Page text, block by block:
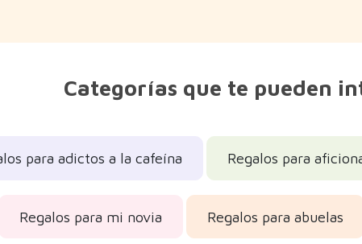
Categorías que te pueden
para adictos a la cafeína Regalos para
Regalos para mi novia Regalos para abuelas